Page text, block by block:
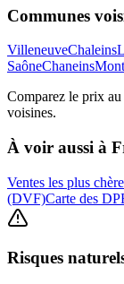
Communes
VilleneuveChaleins
SaôneChaneins
Comparez le prix au
voisines.
À voir aussi à
Ventes les plus
(DVF)Carte des
Risques